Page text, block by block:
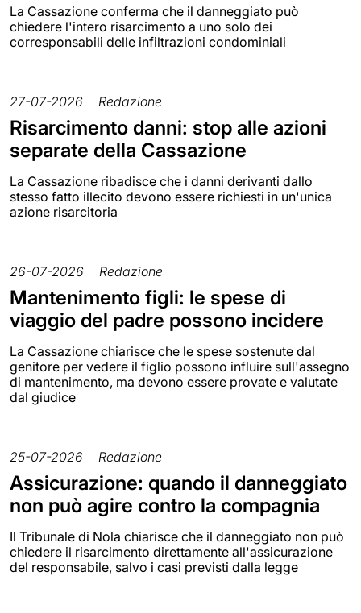
La Cassazione conferma che il danneggiato può
chiedere l'intero risarcimento a uno solo dei
corresponsabili delle infiltrazioni condominiali
27-07-2026 Redazione
Risarcimento danni: stop alle azioni
separate della Cassazione
La Cassazione ribadisce che i danni derivanti dallo
stesso fatto illecito devono essere richiesti in un'unica
azione risarcitoria
26-07-2026 Redazione
Mantenimento figli: le spese di
viaggio del padre possono incidere
La Cassazione chiarisce che le spese sostenute dal
genitore per vedere il figlio possono influire sull'assegno
di mantenimento, ma devono essere provate e valutate
dal giudice
25-07-2026 Redazione
Assicurazione: quando il danneggiato
non può agire contro la compagnia
Il Tribunale di Nola chiarisce che il danneggiato non può
chiedere il risarcimento direttamente all'assicurazione
del responsabile, salvo i casi previsti dalla legge